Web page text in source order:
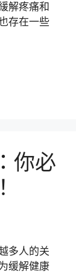
解疼痛和
存在一些
你必
多人的关
缓解健康